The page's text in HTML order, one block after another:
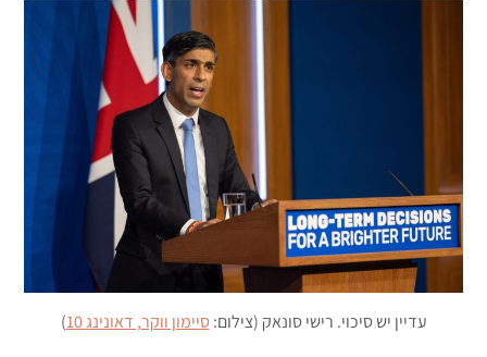
עדיין יש סיכוי. רישי סונאק (צילום:סיימון ווקר, דאונינג 10 )